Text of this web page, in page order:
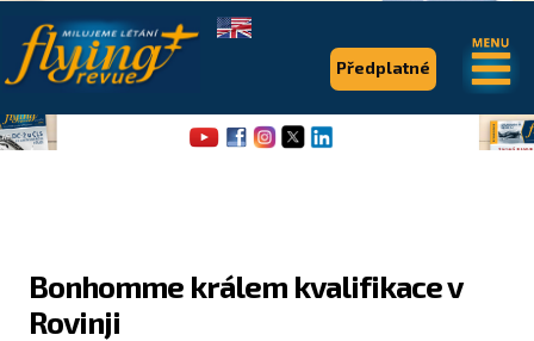
Bonhomme králem kvalifikace v
Rovinji
Předplatné
.